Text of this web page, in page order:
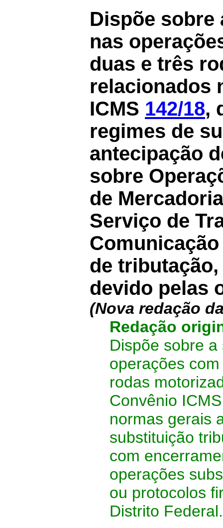
Dispõe
nas
duas e três
relacionados
ICMS 142/18,
regimes de
antecipação
sobre
de
Serviço de
de
devido pelas
(Nova redação
Redação
Dispõe sobre
operações
rodas
Convênio
normas gerais
substituição
com
operações
ou protocolos
Distrito Federal.